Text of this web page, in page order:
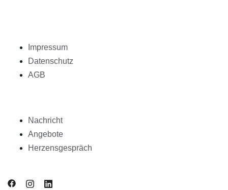
Impressum
Datenschutz
AGB
Nachricht
Angebote
Herzensgespräch